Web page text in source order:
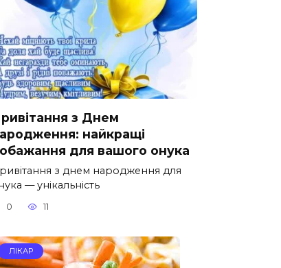
з Днем
найкращі
для вашого онука
з днем народження для
— унікальність
0 11
ЛІКАР